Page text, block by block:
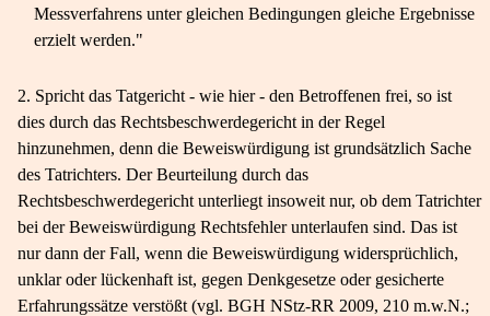
Messverfahrens unter gleichen Bedingungen gleiche Ergebnisse
erzielt werden."
2. Spricht das Tatgericht - wie hier - den Betroffenen frei, so ist
dies durch das Rechtsbeschwerdegericht in der Regel
hinzunehmen, denn die Beweiswürdigung ist grundsätzlich Sache
des Tatrichters. Der Beurteilung durch das
Rechtsbeschwerdegericht unterliegt insoweit nur, ob dem Tatrichter
bei der Beweiswürdigung Rechtsfehler unterlaufen sind. Das ist
nur dann der Fall, wenn die Beweiswürdigung widersprüchlich,
unklar oder lückenhaft ist, gegen Denkgesetze oder gesicherte
Erfahrungssätze verstößt (vgl. BGH NStz-​RR 2009, 210 m.w.N.;